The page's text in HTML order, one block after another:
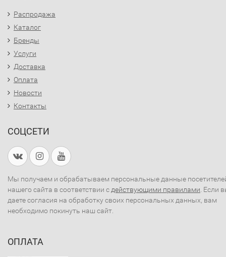
Распродажа
Каталог
Бренды
Услуги
Доставка
Оплата
Новости
Контакты
СОЦСЕТИ
Мы получаем и обрабатываем персональные данные
нашего сайта в соответствии с действующими правилами . Если
даете согласия на обработку своих персональных данных, вам
необходимо покинуть наш сайт.
ОПЛАТА